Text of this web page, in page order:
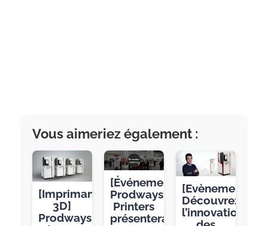
Vous aimeriez également :
[Imprimantes
3D]
Prodways
[Événement]
Prodways
Printers
présentera
[Evènement]
Découvrez
l’innovation